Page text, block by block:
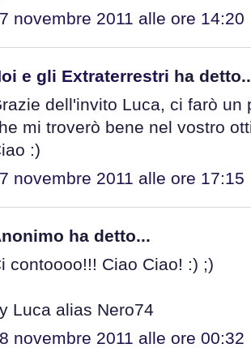
novembre 2011 alle ore 14:20
e gli Extraterrestri ha
dell'invito Luca, ci farò un
mi troverò bene nel vostro
:)
novembre 2011 alle ore 17:15
ha detto...
contoooo!!! Ciao Ciao! :) ;)
Luca alias Nero74
novembre 2011 alle ore 00:32